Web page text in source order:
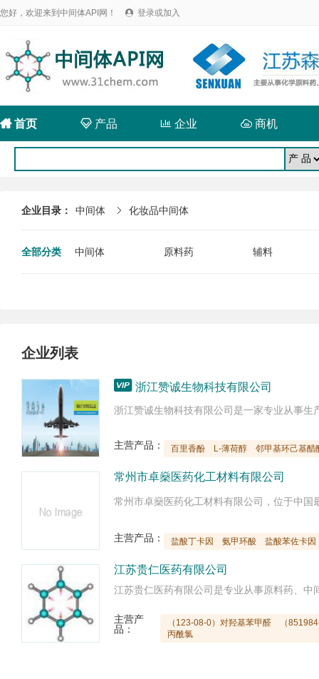
您好，欢迎来到中间体API网！  登录或加入
首页 产品  企业  商机
企业目录： 中间体  化妆品中间体
全部分类 中间体 原料药 辅料
企业列表
 浙江赞诚生物科技有限公司
主营产品： 百里香酚 L-薄荷醇 邻甲基环己基醋
常州市卓燊医药化工材料有限公司
主营产品： 盐酸丁卡因 氨甲环酸 盐酸苯佐卡因
江苏贵仁医药有限公司
主营产
品：
（123-08-0）对羟基苯甲醛
（
丙酰氯